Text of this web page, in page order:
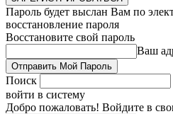
Пароль будет выслан Вам по
восстановление пароля
Восстановите свой пароль
Ваш
Поиск
войти в систему
Добро пожаловать! Войдите в